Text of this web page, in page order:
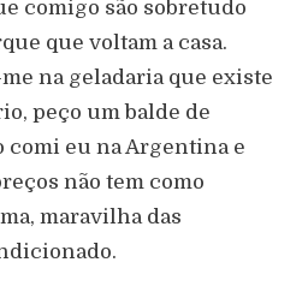
comigo são sobretudo
que voltam a casa.
na geladaria que existe
peço um balde de
comi eu na Argentina e
não tem como
maravilha das